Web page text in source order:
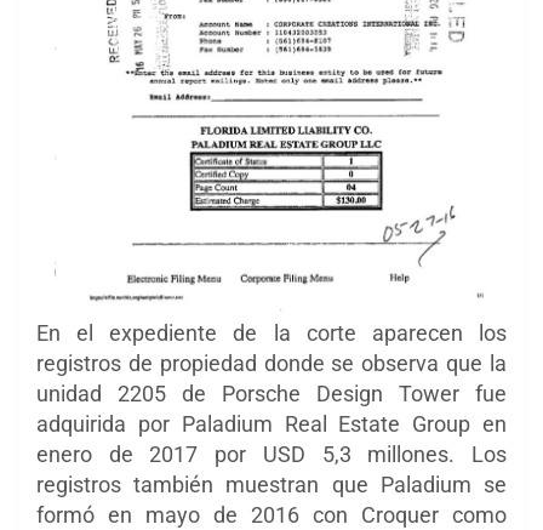
En el expediente de la corte aparecen los
registros de propiedad donde se observa que la
unidad 2205 de Porsche Design Tower fue
adquirida por Paladium Real Estate Group en
enero de 2017 por USD 5,3 millones. Los
registros también muestran que Paladium se
formó en mayo de 2016 con Croquer como